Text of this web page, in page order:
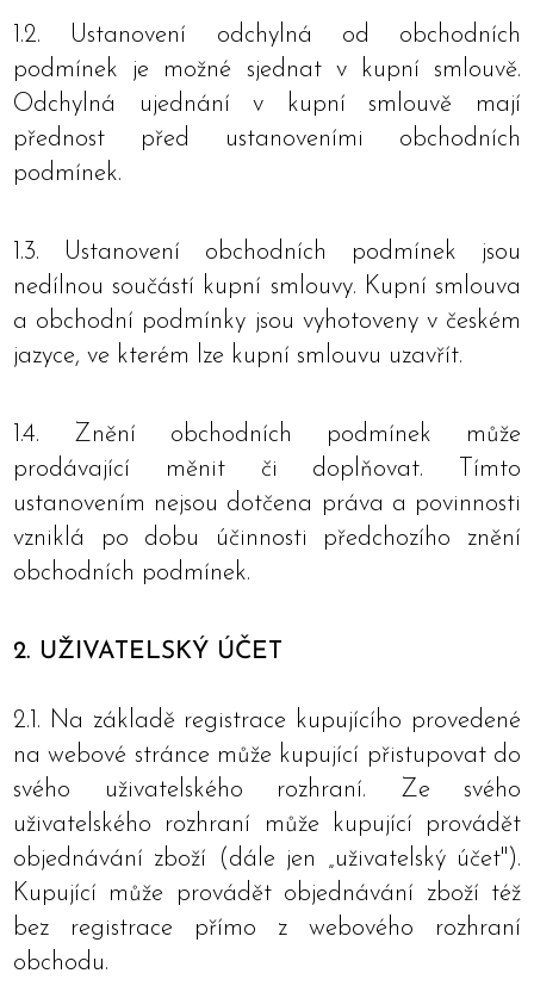
1.2. Ustanovení odchylná od obchodních
podmínek je možné sjednat v kupní smlouvě.
Odchylná ujednání v kupní smlouvě mají
přednost před ustanoveními obchodních
podmínek.
1.3. Ustanovení obchodních podmínek jsou
nedílnou součástí kupní smlouvy. Kupní smlouva
a obchodní podmínky jsou vyhotoveny v českém
jazyce, ve kterém lze kupní smlouvu uzavřít.
1.4. Znění obchodních podmínek může
prodávající měnit či doplňovat. Tímto
ustanovením nejsou dotčena práva a povinnosti
vzniklá po dobu účinnosti předchozího znění
obchodních podmínek.
2. UŽIVATELSKÝ ÚČET
2.1. Na základě registrace kupujícího provedené
na webové stránce může kupující přistupovat do
svého uživatelského rozhraní. Ze svého
uživatelského rozhraní může kupující provádět
objednávání zboží (dále jen „uživatelský účet").
Kupující může provádět objednávání zboží též
bez registrace přímo z webového rozhraní
obchodu.